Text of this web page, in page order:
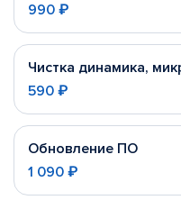
990 ₽
Чистка динамика,
590 ₽
Обновление ПО
1 090 ₽